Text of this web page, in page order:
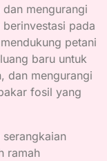
mengurangi
pada
petani
baru untuk
dan mengurangi
fosil yang
ramah